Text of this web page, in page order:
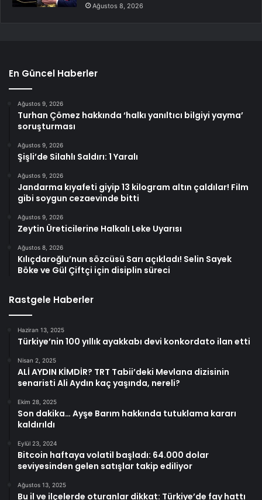
Ağustos 8, 2026
En Güncel Haberler
Ağustos 9, 2026
Turhan Çömez hakkında ‘halkı yanıltıcı bilgiyi yayma’
soruşturması
Ağustos 9, 2026
Şişli’de Silahlı Saldırı: 1 Yaralı
Ağustos 9, 2026
Jandarma kıyafeti giyip 13 kilogram altın çaldılar! Film
gibi soygun cezaevinde bitti
Ağustos 9, 2026
Zeytin Üreticilerine Halkalı Leke Uyarısı
Ağustos 8, 2026
Kılıçdaroğlu’nun sözcüsü Sarı açıkladı! Selin Sayek
Böke ve Gül Çiftçi için disiplin süreci
Rastgele Haberler
Haziran 13, 2025
Türkiye’nin 100 yıllık ayakkabı devi konkordato ilan etti
Nisan 2, 2025
ALİ AYDIN KİMDİR? TRT Tabii’deki Mevlana dizisinin
senaristi Ali Aydın kaç yaşında, nereli?
Ekim 28, 2025
Son dakika… Ayşe Barım hakkında tutuklama kararı
kaldırıldı
Eylül 23, 2024
Bitcoin haftaya volatil başladı: 64.000 dolar
seviyesinden gelen satışlar takip ediliyor
Ağustos 13, 2025
Bu il ve ilçelerde oturanlar dikkat: Türkiye’de fay hattı